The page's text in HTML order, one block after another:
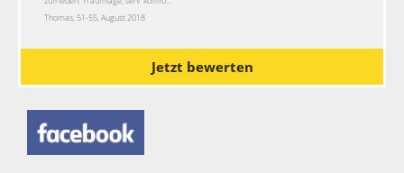
Thomas, 51-55, August 2018
Jetzt bewerten